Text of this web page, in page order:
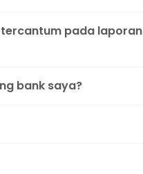
pada laporan
bank saya?